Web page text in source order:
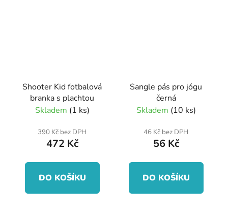
Shooter Kid fotbalová
branka s plachtou
Skladem (1 ks)
390 Kč bez DPH
472 Kč
DO KOŠÍKU
Sangle pás pro jógu
černá
Skladem (10 ks)
46 Kč bez DPH
56 Kč
DO KOŠÍKU